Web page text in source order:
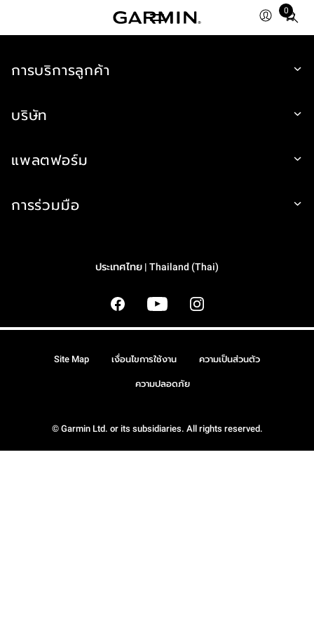
0
Total
การบริการลูกค้า
บริษัท
แพลตฟอร์ม
การร่วมมือ
ประเทศไทย | Thailand (Thai)
© Garmin Ltd. or its subsidiaries. All rights reserved.
Site Map เงื่อนไขการใช้งาน ความเป็นส่วนตัว
ความปลอดภัย